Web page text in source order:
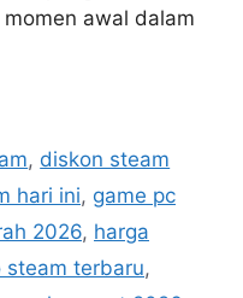
awal dalam
, diskon steam
hari ini, game pc
2026, harga
steam terbaru,